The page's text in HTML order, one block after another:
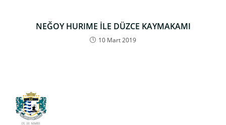
NEĞOY HURIME İLE DÜZCE KAYMAKAMI
10 Mart 2019